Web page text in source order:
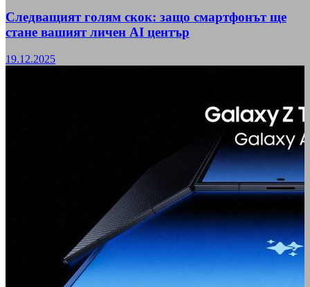
Следващият голям скок: защо смартфонът ще
стане вашият личен AI център
19.12.2025